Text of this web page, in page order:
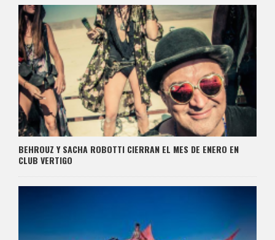
BEHROUZ Y SACHA ROBOTTI CIERRAN EL MES DE ENERO EN
CLUB VERTIGO